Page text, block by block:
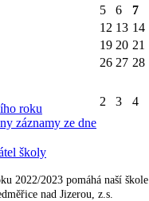
5 6 7
12 13 14
19 20 21
26 27 28
roku
záznamy ze dne
2 3 4
školy
2022/2023 pomáhá naší
nad Jizerou, z.s.